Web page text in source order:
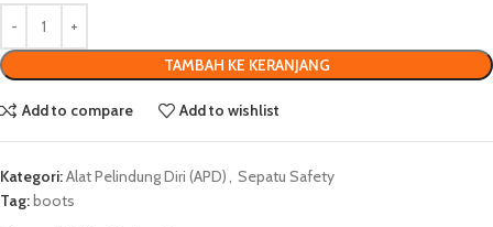
TAMBAH KE KERANJANG
Add to compare Add to wishlist
Kategori:Alat Pelindung Diri (APD)
Sepatu Safety
Tag:boots